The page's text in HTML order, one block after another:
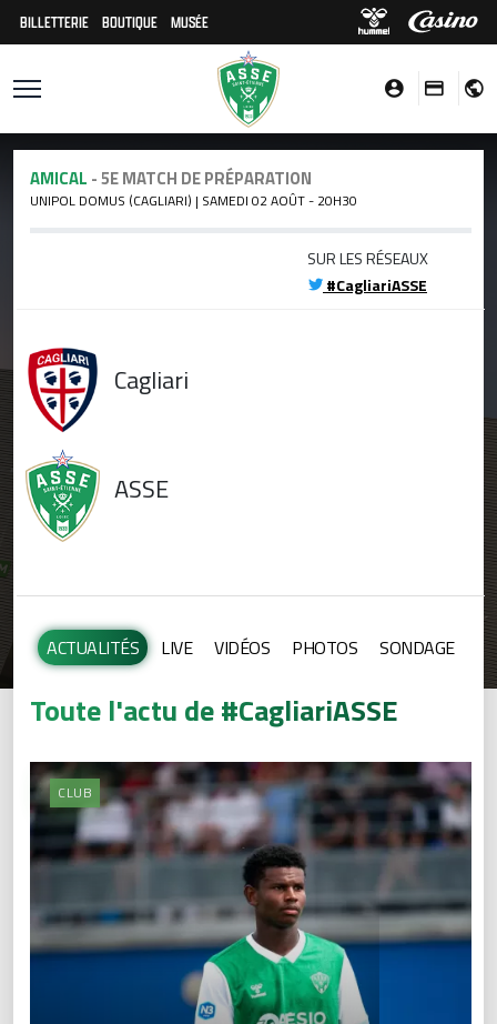
BILLETTERIE BOUTIQUE MUSÉE
AMICAL - 5E MATCH DE PRÉPARATION
UNIPOL DOMUS (CAGLIARI) | SAMEDI 02 AOÛT - 20H30
SUR LES RÉSEAUX
#CagliariASSE
Cagliari
ASSE
ACTUALITÉS LIVE VIDÉOS PHOTOS SONDAGE
Toute l'actu de #CagliariASSE
CLUB